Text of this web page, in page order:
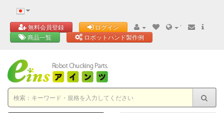
無料会員登録 ログイン
'
商品一覧
ロボットハンド製作例